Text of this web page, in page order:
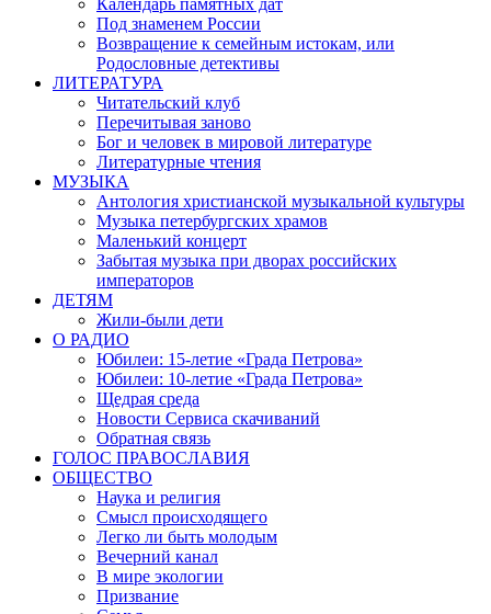
Под знаменем России
Возвращение к семейным истокам, или
Родословные детективы
ЛИТЕРАТУРА
Читательский клуб
Перечитывая заново
Бог и человек в мировой литературе
Литературные чтения
МУЗЫКА
Антология христианской музыкальной культуры
Музыка петербургских храмов
Маленький концерт
Забытая музыка при дворах российских
императоров
ДЕТЯМ
Жили-были дети
О РАДИО
Юбилеи: 15-летие «Града Петрова»
Юбилеи: 10-летие «Града Петрова»
Щедрая среда
Новости Сервиса скачиваний
Обратная связь
ГОЛОС ПРАВОСЛАВИЯ
ОБЩЕСТВО
Наука и религия
Смысл происходящего
Легко ли быть молодым
Вечерний канал
В мире экологии
Призвание